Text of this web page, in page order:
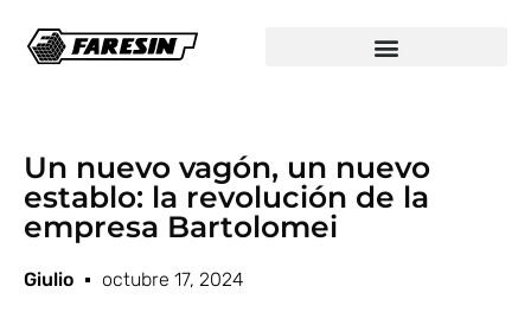
Un nuevo vagón, un nuevo
establo: la revolución de la
empresa Bartolomei
Giulio octubre 17, 2024